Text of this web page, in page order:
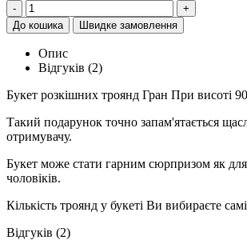
-
+
До кошика
Швидке замовлення
Опис
Відгуків (2)
Букет розкішних троянд Гран При висоті
Такий подарунок точно запам'ятається
отримувачу.
Букет може стати гарним сюрпризом як для
чоловіків.
Кількість троянд у букеті Ви вибираєте самі
Відгуків (2)